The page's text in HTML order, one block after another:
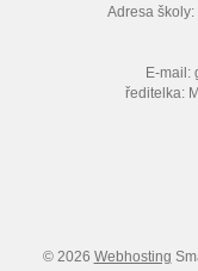
Adresa
E-mail:
ředitelka:
© 2026 Webhosting